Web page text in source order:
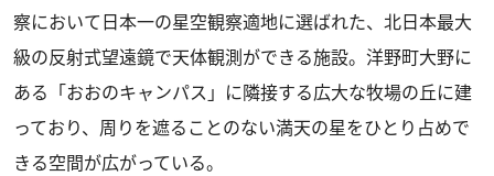
察において日本一の星空観察適地に選ばれた、北日本最大
級の反射式望遠鏡で天体観測ができる施設。洋野町大野に
ある「おおのキャンパス」に隣接する広大な牧場の丘に建
っており、周りを遮ることのない満天の星をひとり占めで
きる空間が広がっている。